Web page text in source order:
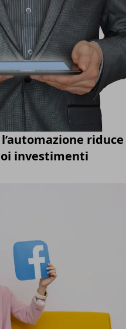
investimenti